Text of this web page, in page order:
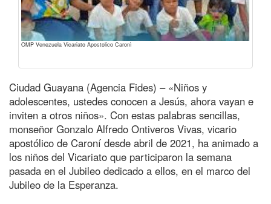
OMP Venezuela Vicariato Apostolico Caronì
Ciudad Guayana (Agencia Fides) – «Niños y
adolescentes, ustedes conocen a Jesús, ahora vayan e
inviten a otros niños». Con estas palabras sencillas,
monseñor Gonzalo Alfredo Ontiveros Vivas, vicario
apostólico de Caroní desde abril de 2021, ha animado a
los niños del Vicariato que participaron la semana
pasada en el Jubileo dedicado a ellos, en el marco del
Jubileo de la Esperanza.